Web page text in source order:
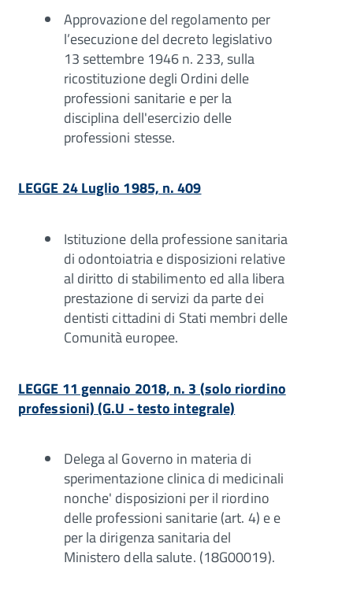
Approvazione del regolamento per
l’esecuzione del decreto legislativo
13 settembre 1946 n. 233, sulla
ricostituzione degli Ordini delle
professioni sanitarie e per la
disciplina dell'esercizio delle
professioni stesse.
LEGGE 24 Luglio 1985, n. 409
Istituzione della professione sanitaria
di odontoiatria e disposizioni relative
al diritto di stabilimento ed alla libera
prestazione di servizi da parte dei
dentisti cittadini di Stati membri delle
Comunità europee.
LEGGE 11 gennaio 2018, n. 3 (solo riordino
professioni) (G.U - testo integrale)
Delega al Governo in materia di
sperimentazione clinica di medicinali
nonche' disposizioni per il riordino
delle professioni sanitarie (art. 4) e e
per la dirigenza sanitaria del
Ministero della salute. (18G00019).